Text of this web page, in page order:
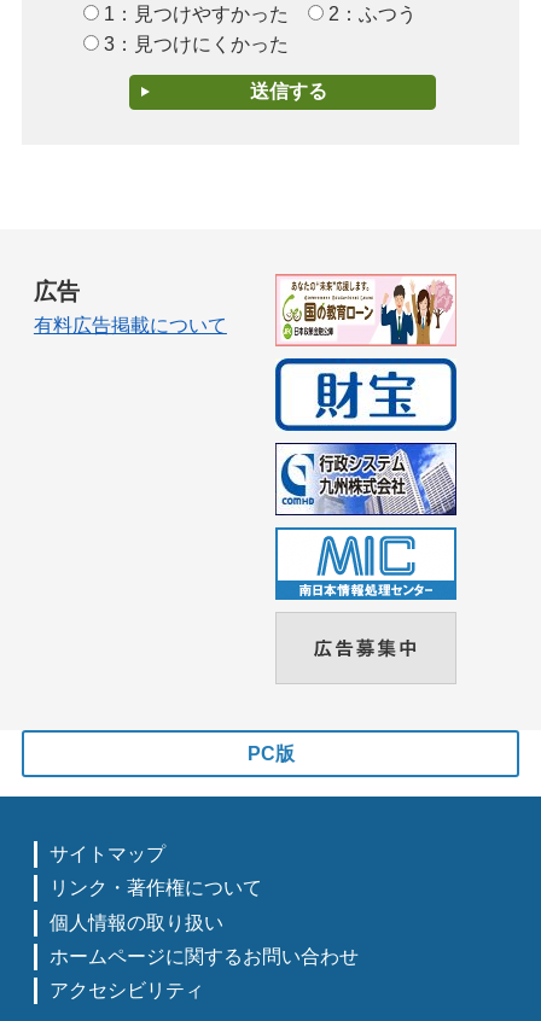
1：見つけやすかった
2：ふつう
3：見つけにくかった
広告
有料広告掲載について
PC版
サイトマップ
リンク・著作権について
個人情報の取り扱い
ホームページに関するお問い合わせ
アクセシビリティ